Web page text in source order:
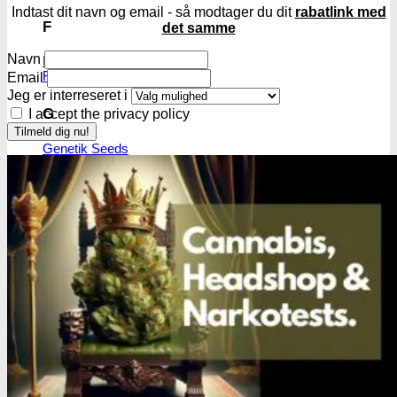
F
Flying Dutchmen
G
Genetik Seeds
Green House Seed Co.
H
Humboldt Seeds
Joint Doctor
Kannabia
Indtast dit navn og email - så modtager du dit rabatlink med
det samme
Navn
Email
Jeg er interreseret i
I accept the privacy policy